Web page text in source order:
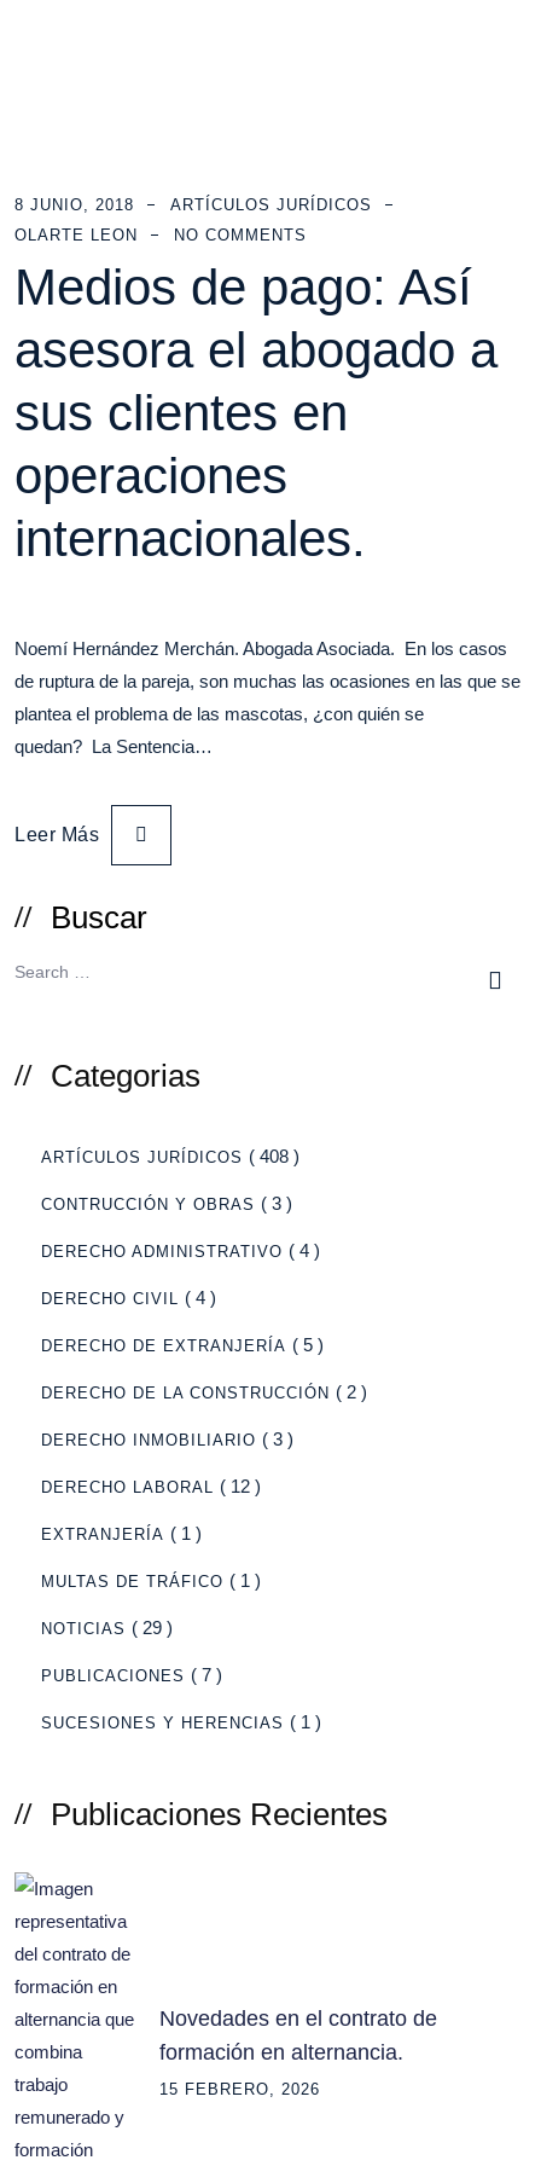
8 JUNIO, 2018
ARTÍCULOS JURÍDICOS
OLARTE LEON
NO COMMENTS
Medios de pago: Así
asesora el abogado a
sus clientes en
operaciones
internacionales.
Noemí Hernández Merchán. Abogada Asociada. En los casos
de ruptura de la pareja, son muchas las ocasiones en las que se
plantea el problema de las mascotas, ¿con quién se
quedan? La Sentencia…
Leer Más
Buscar
Categorias
ARTÍCULOS JURÍDICOS ( 408 )
CONTRUCCIÓN Y OBRAS ( 3 )
DERECHO ADMINISTRATIVO ( 4 )
DERECHO CIVIL ( 4 )
DERECHO DE EXTRANJERÍA ( 5 )
DERECHO DE LA CONSTRUCCIÓN ( 2 )
DERECHO INMOBILIARIO ( 3 )
DERECHO LABORAL ( 12 )
EXTRANJERÍA ( 1 )
MULTAS DE TRÁFICO ( 1 )
NOTICIAS ( 29 )
PUBLICACIONES ( 7 )
SUCESIONES Y HERENCIAS ( 1 )
Publicaciones Recientes
Novedades en el contrato de
formación en alternancia.
15 FEBRERO, 2026